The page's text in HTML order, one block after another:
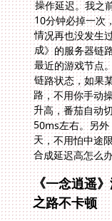
10分钟必掉一次
合成延迟高怎么
《一念逍遥
之路不卡顿